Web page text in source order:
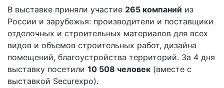
В выставке приняли участие 265 компаний из
России и зарубежья: производители и поставщики
отделочных и строительных материалов для всех
видов и объемов строительных работ, дизайна
помещений, благоустройства территорий. За 4 дня
выставку посетили 10 508 человек (вместе с
выставкой Securexpo).